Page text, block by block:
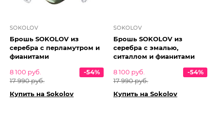
SOKOLOV
Брошь SOKOLOV из
серебра с перламутром и
фианитами
8 100 руб.
17 990 руб.
-54%
Купить на Sokolov
SOKOLOV
Брошь SOKOLOV из
серебра с эмалью,
ситаллом и фианитами
8 100 руб.
17 990 руб.
-54%
Купить на Sokolov